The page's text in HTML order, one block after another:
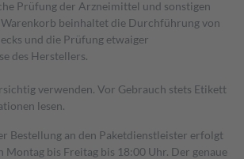
Prüfung der Arzneimittel und sonstigen
beinhaltet die Durchführung von
und die Prüfung etwaiger
des Herstellers.
verwenden. Vor Gebrauch stets Etikett
lesen.
Bestellung an den Paketdienstleister erfolgt
Montag bis Freitag bis 18:00 Uhr. Der genaue